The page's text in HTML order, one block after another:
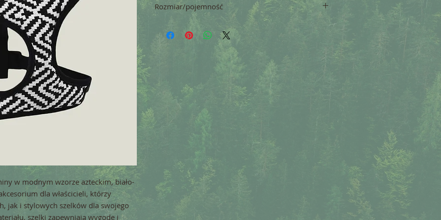
w modnym wzorze azteckim, biało-
dla właścicieli, którzy
jak i stylowych szelków dla swojego
szelki zapewniają wygodę i
Rozmiar/pojemność
max. obw. szyi 40 cm, obw. klatki 52-70 cm